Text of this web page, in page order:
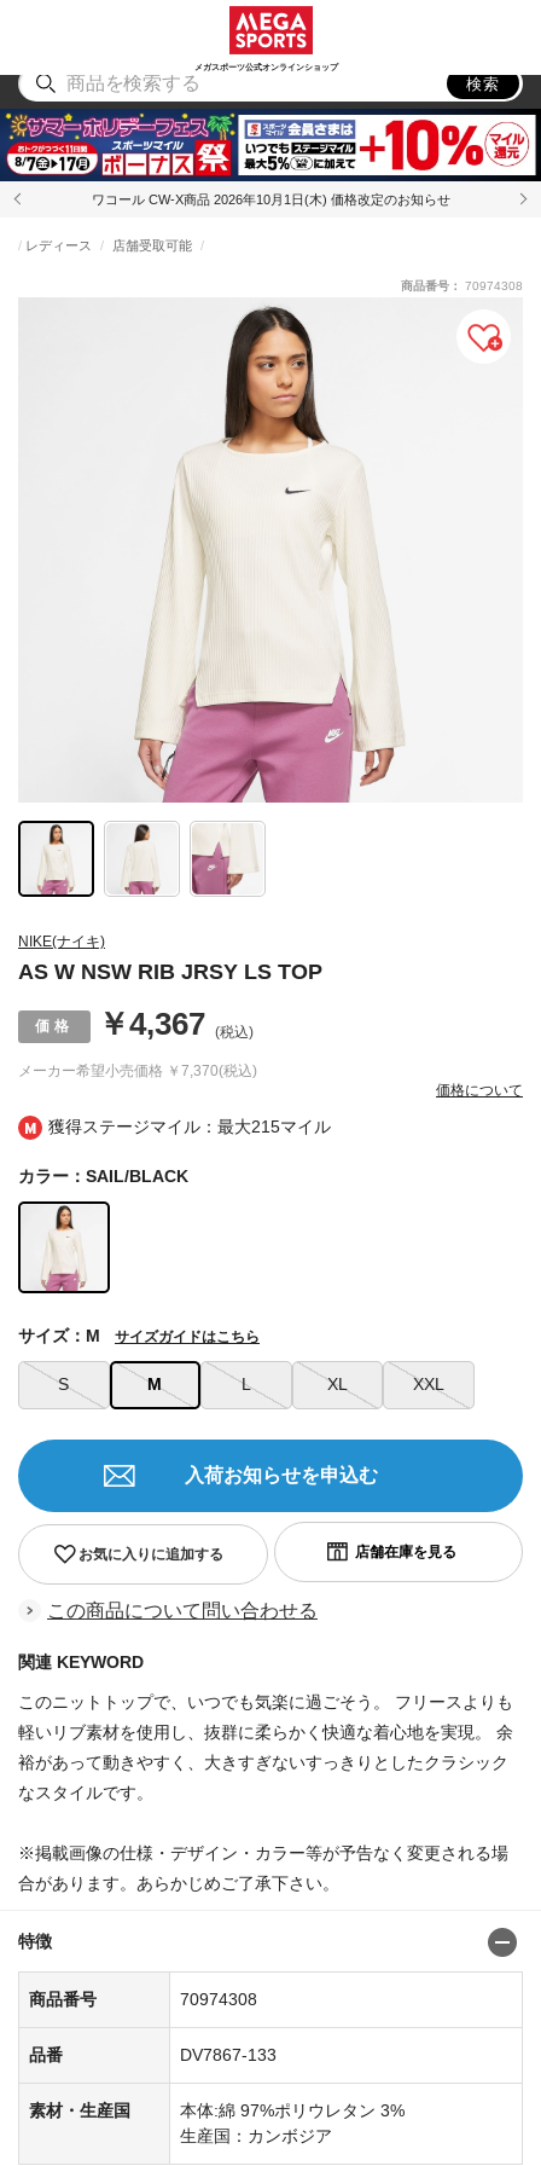
メガスポーツ公式オンラインショップ
アウトドア
検索
ワコール CW-X商品 2026年10月1日(木) 価格改定のお知らせ
獲得ステージマイル：最大215マイル
NIKE(ナイキ)
AS W NSW RIB JRSY LS TOP
レディース 店舗受取可能
メーカー希望小売価格 ￥7,370(税込)
￥4,367 (税込)
価格について
商品番号： 70974308
カラー：SAIL/BLACK
S M L XL XXL
サイズ：M サイズガイドはこちら
お気に入りに追加する
入荷お知らせを申込む
この商品について問い合わせる
関連 KEYWORD
このニットトップで、いつでも気楽に過ごそう。 フリースよりも
軽いリブ素材を使用し、抜群に柔らかく快適な着心地を実現。 余
裕があって動きやすく、大きすぎないすっきりとしたクラシック
なスタイルです。
※掲載画像の仕様・デザイン・カラー等が予告なく変更される場
合があります。あらかじめご了承下さい。
特徴
商品番号 70974308
品番 DV7867-133
素材・生産国
本体:綿 97%ポリウレタン 3%
生産国：カンボジア